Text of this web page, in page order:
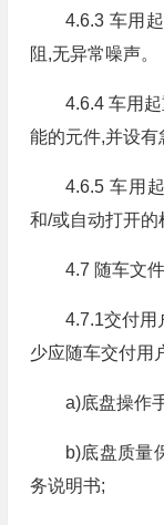
4.6.3 车用
阻,无异常噪声。
4.6.4 车用
能的元件,并设有
4.6.5 车用
和/或自动打开的
4.7 随车文
4.7.1交付用
少应随车交付用
a)底盘操作
b)底盘质量
务说明书;